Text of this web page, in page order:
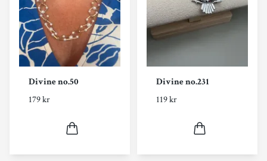
Divine no.50
179 kr
Divine no.231
119 kr